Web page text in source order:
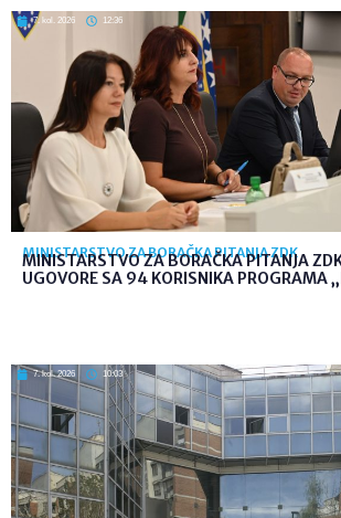
7. kol. 2026 12:36
MINISTARSTVO ZA BORAČKA PITANJA ZDK
MINISTARSTVO ZA BORAČKA PITANJA
UGOVORE SA 94 KORISNIKA PROGRAMA
7. kol. 2026 10:03